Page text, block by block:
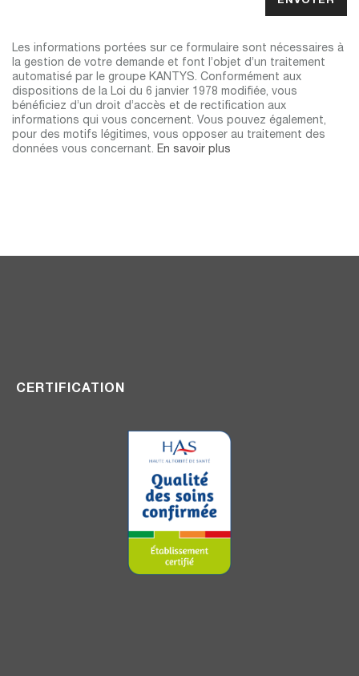
Les informations portées sur ce formulaire sont nécessaires à
la gestion de votre demande et font l’objet d’un traitement
automatisé par le groupe KANTYS. Conformément aux
dispositions de la Loi du 6 janvier 1978 modifiée, vous
bénéficiez d’un droit d’accès et de rectification aux
informations qui vous concernent. Vous pouvez également,
pour des motifs légitimes, vous opposer au traitement des
données vous concernant. En savoir plus
CERTIFICATION